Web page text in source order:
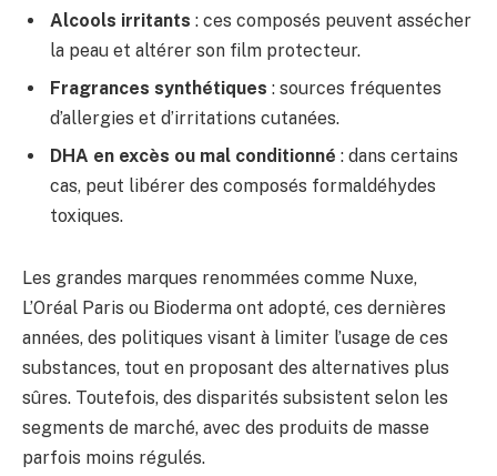
Alcools irritants : ces composés peuvent assécher
la peau et altérer son film protecteur.
Fragrances synthétiques : sources fréquentes
d’allergies et d’irritations cutanées.
DHA en excès ou mal conditionné : dans certains
cas, peut libérer des composés formaldéhydes
toxiques.
Les grandes marques renommées comme Nuxe,
L’Oréal Paris ou Bioderma ont adopté, ces dernières
années, des politiques visant à limiter l’usage de ces
substances, tout en proposant des alternatives plus
sûres. Toutefois, des disparités subsistent selon les
segments de marché, avec des produits de masse
parfois moins régulés.